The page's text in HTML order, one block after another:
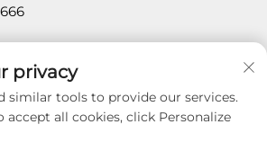
privacy
similar tools to provide our services.
all cookies, click Personalize